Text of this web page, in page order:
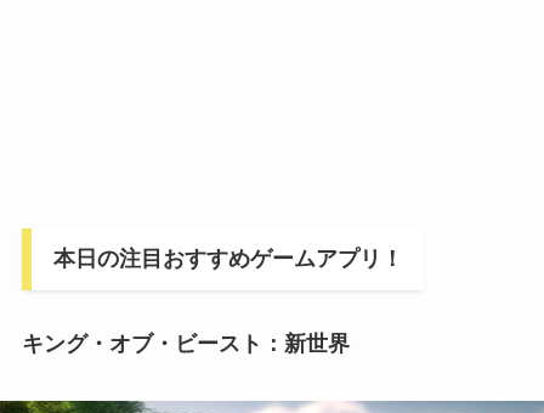
本日の注目おすすめゲームアプリ！
キング・オブ・ビースト：新世界